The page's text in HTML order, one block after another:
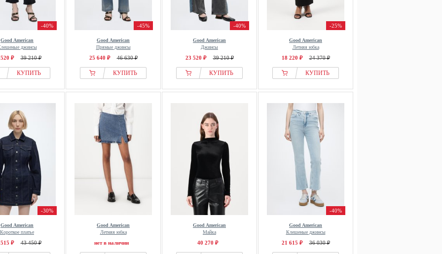
-40%
Good American
джинсы
₽ 39 210 ₽
КУПИТЬ
-45%
Good American
Прямые джинсы
25 640 ₽ 46 630 ₽
КУПИТЬ
-40%
Good American
Джинсы
23 520 ₽ 39 210 ₽
КУПИТЬ
-25%
Good American
Летняя юбка
18 220 ₽ 24 370 ₽
КУПИТЬ
-30%
Good American
Короткое платье
₽ 43 450 ₽
Good American
Летняя юбка
нет в наличии
Good American
Майка
40 270 ₽
-40%
Good American
Клешеные джинсы
21 615 ₽ 36 030 ₽